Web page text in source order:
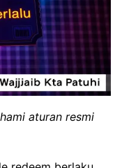
aturan resmi